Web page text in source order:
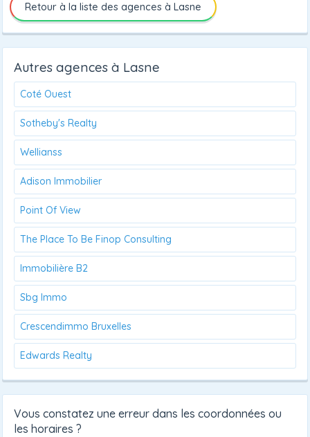
Retour à la liste des agences à Lasne
Autres agences à Lasne
Coté Ouest
Sotheby's Realty
Wellianss
Adison Immobilier
Point Of View
The Place To Be Finop Consulting
Immobilière B2
Sbg Immo
Crescendimmo Bruxelles
Edwards Realty
Vous constatez une erreur dans les coordonnées ou
les horaires ?